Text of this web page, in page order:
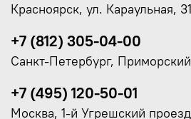
Красноярск, ул. Караульная, 31
+7 (812) 305-04-00
Санкт-Петербург,
+7 (495) 120-50-01
Москва, 1-й Угрешский